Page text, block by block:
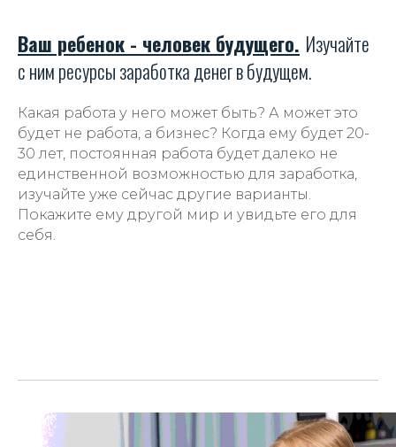
Ваш ребенок - человек будущего. Изучайте
с ним ресурсы заработка денег в будущем.
Какая работа у него может быть? А может это
будет не работа, а бизнес? Когда ему будет 20-
30 лет, постоянная работа будет далеко не
единственной возможностью для заработка,
изучайте уже сейчас другие варианты.
Покажите ему другой мир и увидьте его для
себя.